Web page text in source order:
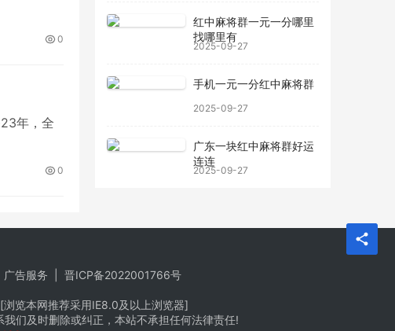
0
年，全
0
红中麻将群一元一分哪里
找哪里有
2025-09-27
手机一元一分红中麻将群
2025-09-27
广东一块红中麻将群好运
连连
2025-09-27
广告服务 晋ICP备2022001766号
览本网推荐采用IE8.0及以上浏览器]
们及时删除或纠正，本站不承担任何法律责任!